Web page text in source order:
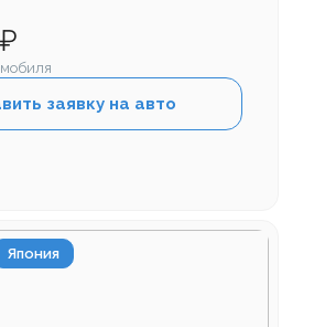
₽
заявку на авто
Япония